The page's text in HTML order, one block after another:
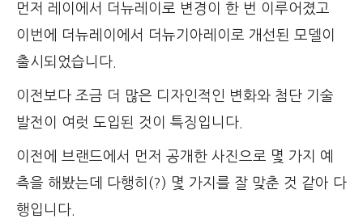
먼저 레이에서 더뉴레이로 변경이 한 번 이루어졌고
이번에 더뉴레이에서 더뉴기아레이로 개선된 모델이
출시되었습니다.
이전보다 조금 더 많은 디자인적인 변화와 첨단 기술
발전이 여럿 도입된 것이 특징입니다.
이전에 브랜드에서 먼저 공개한 사진으로 몇 가지 예
측을 해봤는데 다행히(?) 몇 가지를 잘 맞춘 것 같아 다
행입니다.